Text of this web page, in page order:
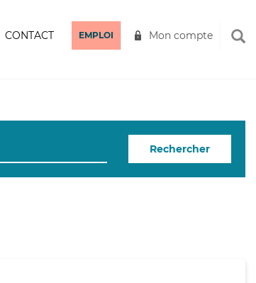
CONTACT EMPLOI Mon compte
Rechercher